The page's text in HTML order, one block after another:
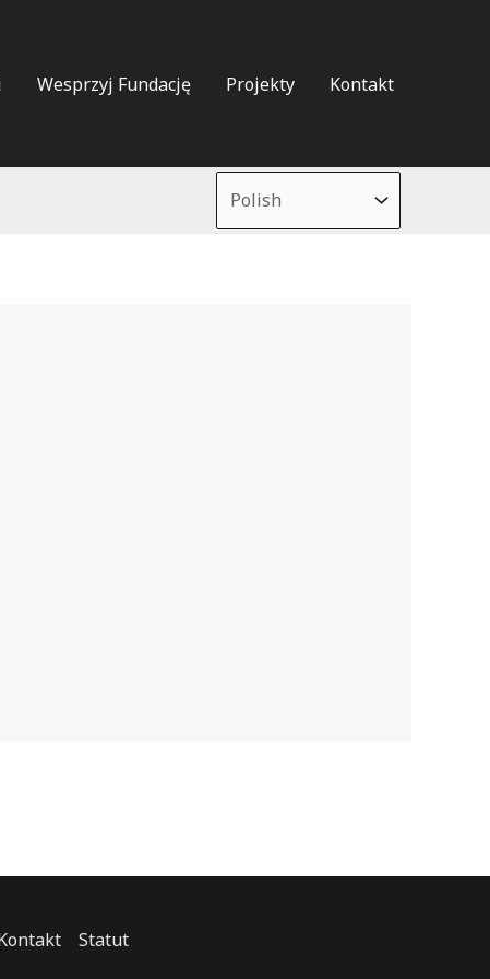
Wesprzyj Fundację Projekty Kontakt
Statut